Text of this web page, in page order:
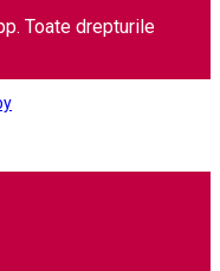
Toate drepturile